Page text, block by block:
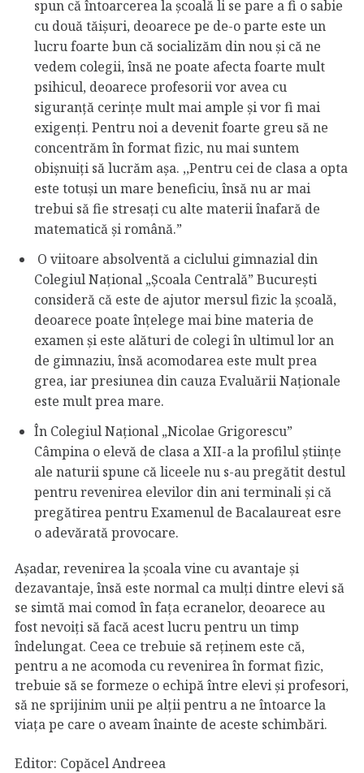
spun că întoarcerea la școală li se pare a fi o sabie
cu două tăișuri, deoarece pe de-o parte este un
lucru foarte bun că socializăm din nou și că ne
vedem colegii, însă ne poate afecta foarte mult
psihicul, deoarece profesorii vor avea cu
siguranță cerințe mult mai ample și vor fi mai
exigenți. Pentru noi a devenit foarte greu să ne
concentrăm în format fizic, nu mai suntem
obișnuiți să lucrăm așa. ,,Pentru cei de clasa a opta
este totuși un mare beneficiu, însă nu ar mai
trebui să fie stresați cu alte materii înafară de
matematică și română.”
O viitoare absolventă a ciclului gimnazial din
Colegiul Național „Școala Centrală” București
consideră că este de ajutor mersul fizic la școală,
deoarece poate înțelege mai bine materia de
examen și este alături de colegi în ultimul lor an
de gimnaziu, însă acomodarea este mult prea
grea, iar presiunea din cauza Evaluării Naționale
este mult prea mare.
În Colegiul Național „Nicolae Grigorescu”
Câmpina o elevă de clasa a XII-a la profilul științe
ale naturii spune că liceele nu s-au pregătit destul
pentru revenirea elevilor din ani terminali și că
pregătirea pentru Examenul de Bacalaureat esre
o adevărată provocare.
Așadar, revenirea la școala vine cu avantaje și
dezavantaje, însă este normal ca mulți dintre elevi să
se simtă mai comod în fața ecranelor, deoarece au
fost nevoiți să facă acest lucru pentru un timp
îndelungat. Ceea ce trebuie să reținem este că,
pentru a ne acomoda cu revenirea în format fizic,
trebuie să se formeze o echipă între elevi și profesori,
să ne sprijinim unii pe alții pentru a ne întoarce la
viața pe care o aveam înainte de aceste schimbări.
Editor: Copăcel Andreea